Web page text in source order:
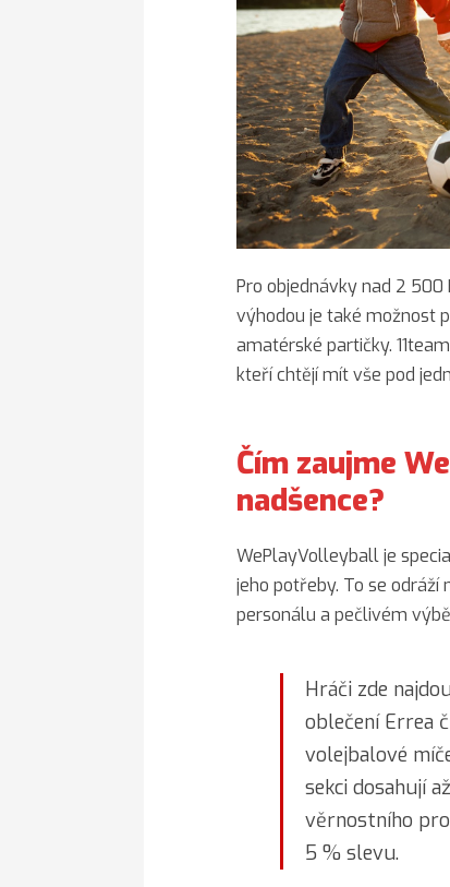
Pro objednávky nad 2 500
výhodou je také možnost
amatérské partičky.
kteří chtějí mít vše pod
Čím zaujme
nadšence?
WePlayVolleyball je
jeho potřeby. To se odráží
personálu a pečlivém
Hráči zde
oblečení Errea
volejbalové
sekci dosahují
věrnostního
5 % slevu.